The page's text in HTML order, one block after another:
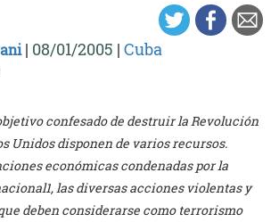
| 08/01/2005 | Cuba
confesado de destruir la Revolución
Unidos disponen de varios recursos.
económicas condenadas por la
las diversas acciones violentas y
deben considerarse como terrorismo